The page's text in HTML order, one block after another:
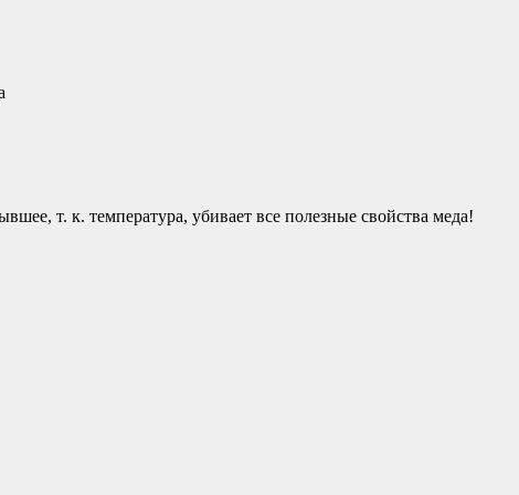
т. к. температура, убивает все полезные свойства меда!